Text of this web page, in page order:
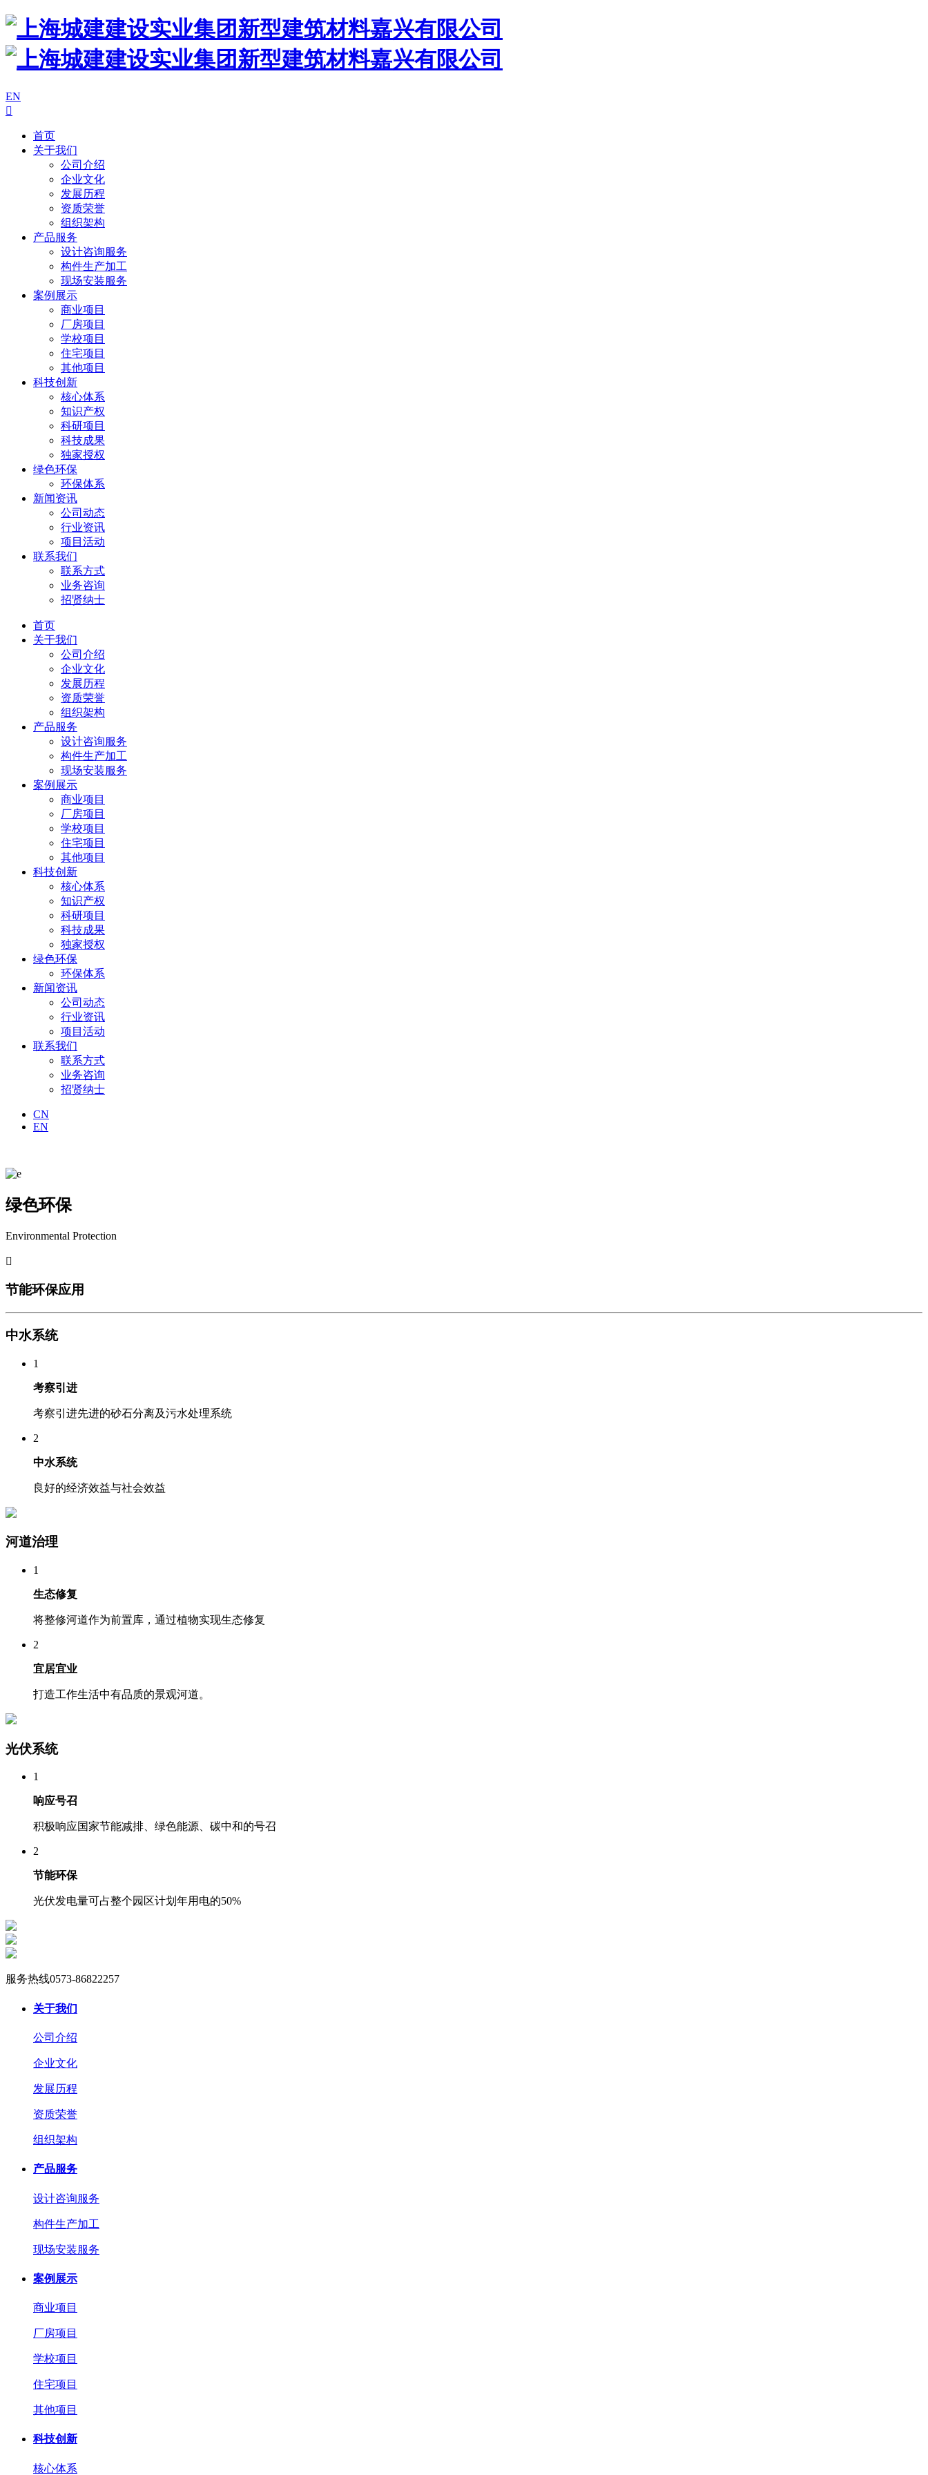
EN

首页
关于我们
公司介绍
企业文化
发展历程
资质荣誉
组织架构
产品服务
设计咨询服务
构件生产加工
现场安装服务
案例展示
商业项目
厂房项目
学校项目
住宅项目
其他项目
科技创新
核心体系
知识产权
科研项目
科技成果
独家授权
绿色环保
环保体系
新闻资讯
公司动态
行业资讯
项目活动
联系我们
联系方式
业务咨询
招贤纳士
首页
关于我们
公司介绍
企业文化
发展历程
资质荣誉
组织架构
产品服务
设计咨询服务
构件生产加工
现场安装服务
案例展示
商业项目
厂房项目
学校项目
住宅项目
其他项目
科技创新
核心体系
知识产权
科研项目
科技成果
独家授权
绿色环保
环保体系
新闻资讯
公司动态
行业资讯
项目活动
联系我们
联系方式
业务咨询
招贤纳士
CN
EN
绿色环保
Environmental Protection

节能环保应用
中水系统
1
考察引进
考察引进先进的砂石分离及污水处理系统
2
中水系统
良好的经济效益与社会效益
河道治理
1
生态修复
将整修河道作为前置库，通过植物实现生态修复
2
宜居宜业
打造工作生活中有品质的景观河道。
光伏系统
1
响应号召
积极响应国家节能减排、绿色能源、碳中和的号召
2
节能环保
光伏发电量可占整个园区计划年用电的50%
服务热线0573-86822257
关于我们
公司介绍
企业文化
发展历程
资质荣誉
组织架构
产品服务
设计咨询服务
构件生产加工
现场安装服务
案例展示
商业项目
厂房项目
学校项目
住宅项目
其他项目
科技创新
核心体系